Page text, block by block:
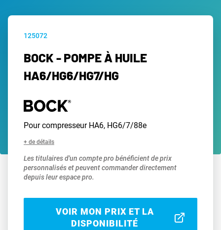
125072
BOCK - POMPE À HUILE
HA6/HG6/HG7/HG
Pour compresseur HA6, HG6/7/88e
+ de détails
Les titulaires d'un compte pro bénéficient de prix
personnalisés et peuvent commander directement
depuis leur espace pro.
VOIR MON PRIX ET LA
DISPONIBILITÉ